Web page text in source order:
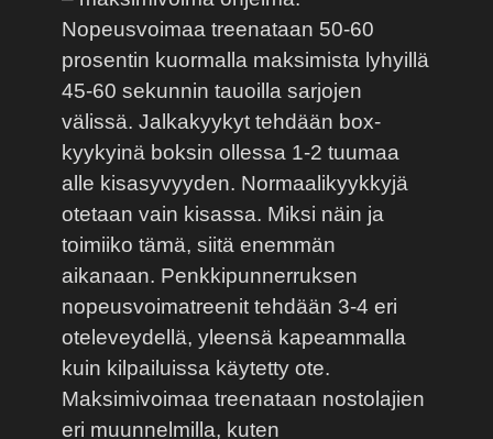
Nopeusvoimaa treenataan 50-60
prosentin kuormalla maksimista lyhyillä
45-60 sekunnin tauoilla sarjojen
välissä. Jalkakyykyt tehdään box-
kyykyinä boksin ollessa 1-2 tuumaa
alle kisasyvyyden. Normaalikyykkyjä
otetaan vain kisassa. Miksi näin ja
toimiiko tämä, siitä enemmän
aikanaan. Penkkipunnerruksen
nopeusvoimatreenit tehdään 3-4 eri
oteleveydellä, yleensä kapeammalla
kuin kilpailuissa käytetty ote.
Maksimivoimaa treenataan nostolajien
eri muunnelmilla, kuten